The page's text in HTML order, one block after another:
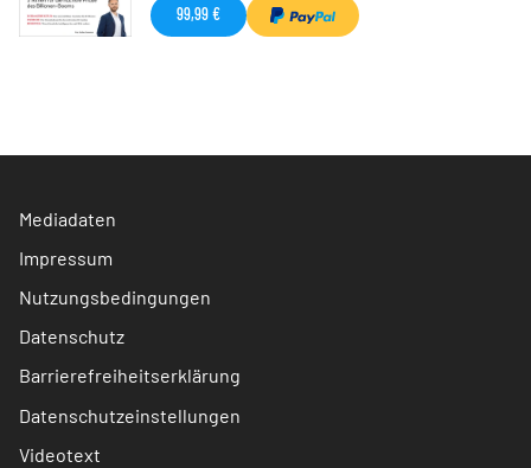
99,99 €
Mediadaten
Impressum
Nutzungsbedingungen
Datenschutz
Barrierefreiheitserklärung
Datenschutzeinstellungen
Videotext